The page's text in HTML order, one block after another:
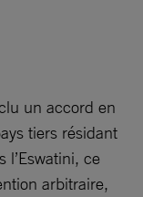
un accord en
tiers résidant
l’Eswatini, ce
arbitraire,